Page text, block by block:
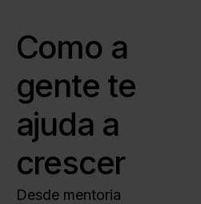
Como a
gente te
ajuda a
crescer
Desde mentoria